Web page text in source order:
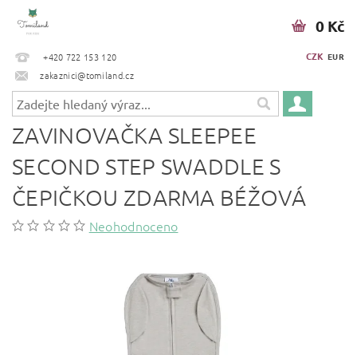
+420 722 153 120
zakaznici@tomiland.cz
CZK EUR
0 Kč
ZAVINOVAČKA SLEEPEE
SECOND STEP SWADDLE S
ČEPIČKOU ZDARMA BÉŽOVÁ
Neohodnoceno